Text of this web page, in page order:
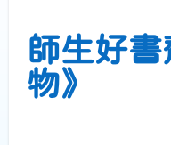
師生好
物》